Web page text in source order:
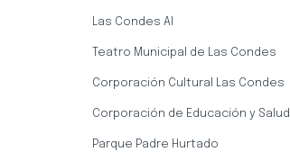
Las Condes AI
Teatro Municipal de Las Condes
Corporación Cultural Las Condes
Corporación de Educación y Salud
Parque Padre Hurtado